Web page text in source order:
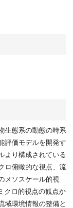
生態系の動態の時系
評価モデルを開発す
より構成されている
ロ俯瞰的な視点、流
メソスケール的視
クロ的視点の観点か
域環境情報の整備と